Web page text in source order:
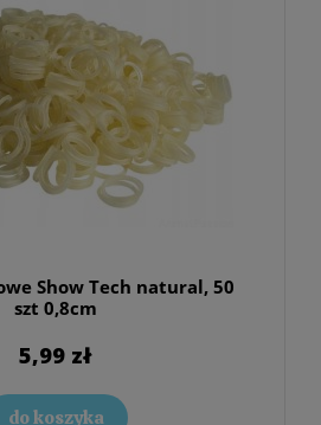
Show Tech natural, 50
szt 0,8cm
5,99 zł
do koszyka